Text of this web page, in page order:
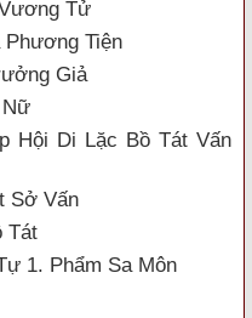
Tử
Tiện
Giả
Hội Di Lặc Bồ Tát Vấn
Sở Vấn
Tát
1. Phẩm Sa Môn